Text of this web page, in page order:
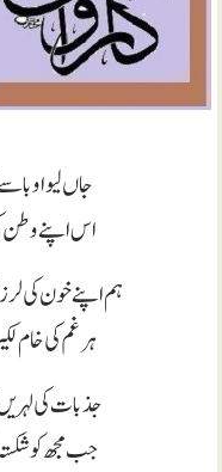
جاں لیوا وبا
اس اپنے وطن
ہم اپنے خون کی
ہر غم کی خام
جذبات کی لہریں
جب مجھ کو